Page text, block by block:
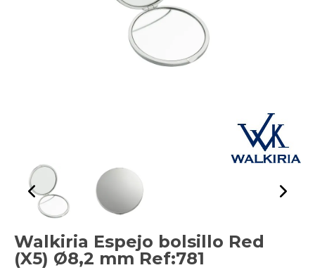
Walkiria Espejo bolsillo Red
(X5) Ø8,2 mm Ref:781